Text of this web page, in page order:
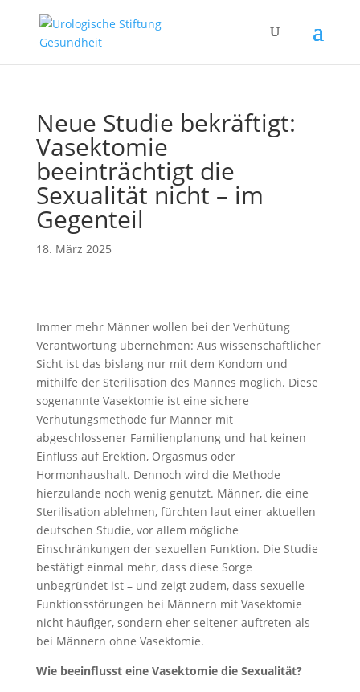
Neue Studie bekräftigt:
Vasektomie
beeinträchtigt die
Sexualität nicht – im
Gegenteil
18. März 2025
Immer mehr Männer wollen bei der Verhütung
Verantwortung übernehmen: Aus wissenschaftlicher
Sicht ist das bislang nur mit dem Kondom und
mithilfe der Sterilisation des Mannes möglich. Diese
sogenannte Vasektomie ist eine sichere
Verhütungsmethode für Männer mit
abgeschlossener Familienplanung und hat keinen
Einfluss auf Erektion, Orgasmus oder
Hormonhaushalt. Dennoch wird die Methode
hierzulande noch wenig genutzt. Männer, die eine
Sterilisation ablehnen, fürchten laut einer aktuellen
deutschen Studie, vor allem mögliche
Einschränkungen der sexuellen Funktion. Die Studie
bestätigt einmal mehr, dass diese Sorge
unbegründet ist – und zeigt zudem, dass sexuelle
Funktionsstörungen bei Männern mit Vasektomie
nicht häufiger, sondern eher seltener auftreten als
bei Männern ohne Vasektomie.
Wie beeinflusst eine Vasektomie die Sexualität?